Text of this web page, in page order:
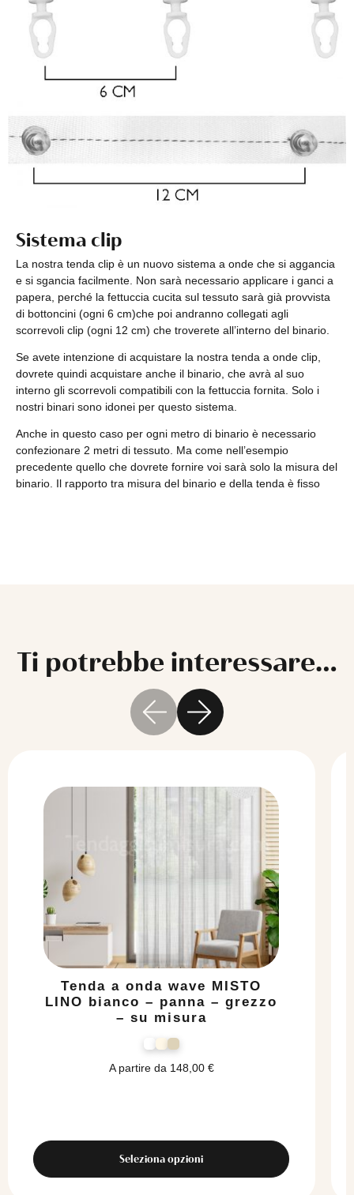
Sistema clip
La nostra tenda clip è un nuovo sistema a onde che si aggancia
e si sgancia facilmente. Non sarà necessario applicare i ganci a
papera, perché la fettuccia cucita sul tessuto sarà già provvista
di bottoncini (ogni 6 cm)che poi andranno collegati agli
scorrevoli clip (ogni 12 cm) che troverete all’interno del binario.
Se avete intenzione di acquistare la nostra tenda a onde clip,
dovrete quindi acquistare anche il binario, che avrà al suo
interno gli scorrevoli compatibili con la fettuccia fornita. Solo i
nostri binari sono idonei per questo sistema.
Anche in questo caso per ogni metro di binario è necessario
confezionare 2 metri di tessuto. Ma come nell’esempio
precedente quello che dovrete fornire voi sarà solo la misura del
binario. Il rapporto tra misura del binario e della tenda è fisso
Ti potrebbe interessare…
Tenda a onda wave MISTO
LINO bianco – panna – grezzo
– su misura
A partire da 148,00 €
Seleziona opzioni